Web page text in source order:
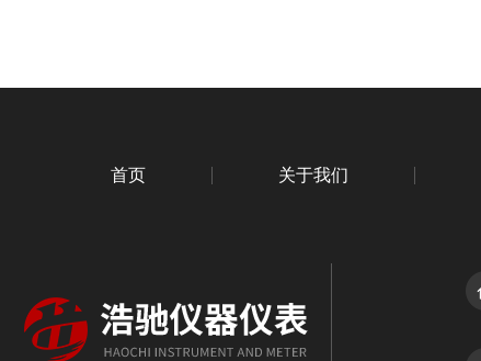
首页 关于我们